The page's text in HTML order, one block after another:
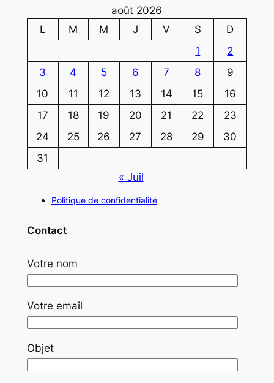
août 2026
L
M M J V S
D
1
2
3
4 5 6 7 8
9
10
11 12 13 14 15
16
17
18 19 20 21 22
23
24
25 26 27 28 29
30
31
« Juil
Politique de confidentialité
Contact
Votre nom
Votre email
Objet